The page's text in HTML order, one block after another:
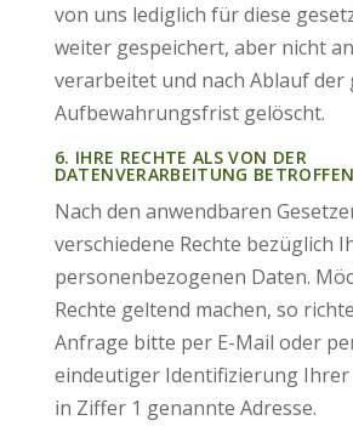
von uns lediglich für diese
weiter gespeichert, aber nicht
verarbeitet und nach Ablauf der
Aufbewahrungsfrist gelöscht.
6. IHRE RECHTE ALS VON DER
DATENVERARBEITUNG
Nach den anwendbaren
verschiedene Rechte bezüglich
personenbezogenen Daten.
Rechte geltend machen, so
Anfrage bitte per E-Mail oder
eindeutiger Identifizierung Ihrer
in Ziffer 1 genannte Adresse.